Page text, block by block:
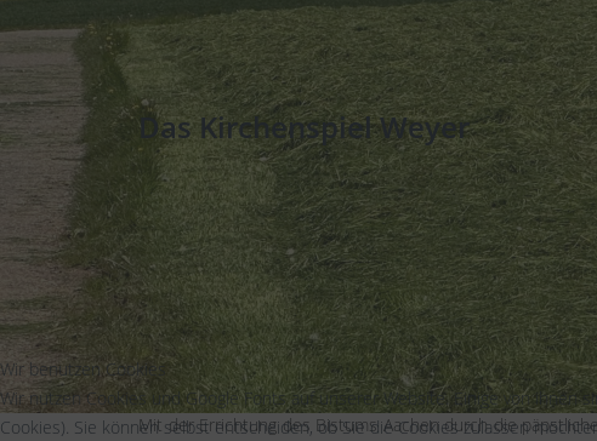
Das Kirchenspiel Weyer
Das Kirchspiel Weyer umfaßte bis zur Neuordnung
Bergheim, Dreimühlen, Eiserfey, Kallmuth, Lorbach, Urfey,
Durch die Nähe zum Kloster Steinfeld, dürfte dessen
nachgewiesen werden, und hat nachweisbar seit
Archidiakonalbezirks des Propstes zu Bonn, der einer der
des Kandidaten durch den Patronatsherrn, den Herzog von
Mit der Errichtung des Bistums Aachen durch die
Wir benutzen Cookies
Wir nutzen Cookies und Google Fonts auf unserer Website. Einige von
Cookies). Sie können selbst entscheiden, ob Sie die Cookies zulassen